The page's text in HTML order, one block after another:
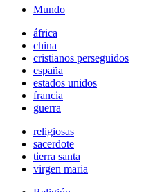
Mundo
áfrica
china
cristianos perseguidos
españa
estados unidos
francia
guerra
religiosas
sacerdote
tierra santa
virgen maria